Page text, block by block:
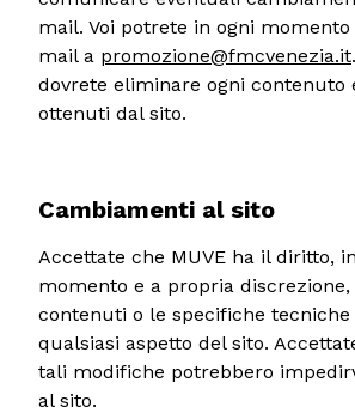
mail. Voi potrete in ogni
mail a promozione@fmcvenezia.it
dovrete eliminare ogni contenuto
ottenuti dal sito.
Cambiamenti al sito
Accettate che MUVE ha il diritto,
momento e a propria
contenuti o le specifiche tecniche
qualsiasi aspetto del sito.
tali modifiche potrebbero
al sito.